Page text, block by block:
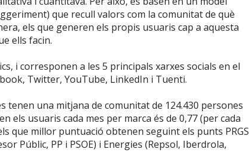
que recull valors com la comunitat de què
els que generen els propis usuaris cap a aquesta
ells facin.
i corresponen a les 5 principals xarxes socials en el
Twitter, YouTube, LinkedIn i Tuenti.
tenen una mitjana de comunitat de 124.430 persones
els usuaris cada mes per marca és de 0,77 (per cada
que millor puntuació obtenen seguint els punts PRGS
Públic, PP i PSOE) i Energies (Repsol, Iberdrola,